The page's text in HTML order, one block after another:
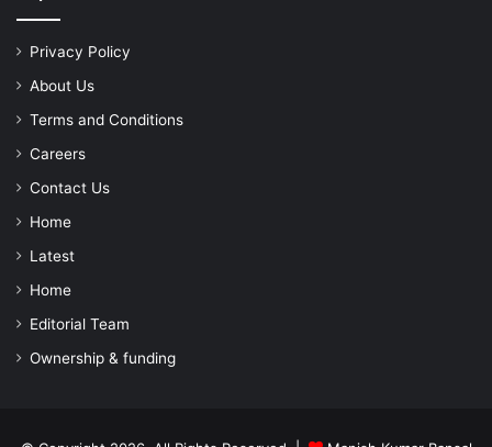
Privacy Policy
About Us
Terms and Conditions
Careers
Contact Us
Home
Latest
Home
Editorial Team
Ownership & funding